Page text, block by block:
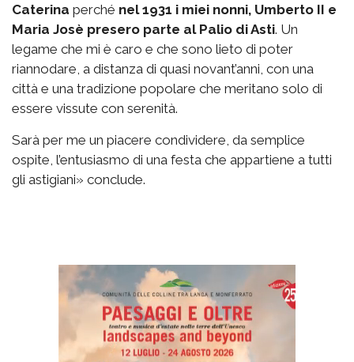
Caterina perché nel 1931 i miei nonni, Umberto II e
Maria Josè presero parte al Palio di Asti. Un
legame che mi è caro e che sono lieto di poter
riannodare, a distanza di quasi novant’anni, con una
città e una tradizione popolare che meritano solo di
essere vissute con serenità.
Sarà per me un piacere condividere, da semplice
ospite, l’entusiasmo di una festa che appartiene a tutti
gli astigiani» conclude.